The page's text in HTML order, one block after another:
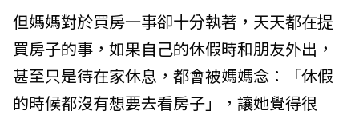
但媽媽對於買房一事卻十分執著，天天都在提
買房子的事，如果自己的休假時和朋友外出，
甚至只是待在家休息，都會被媽媽念：「休假
的時候都沒有想要去看房子」，讓她覺得很